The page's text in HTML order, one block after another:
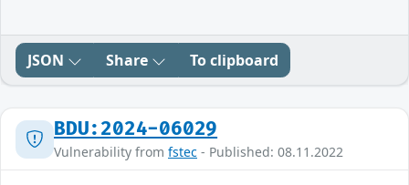
JSON Share To clipboard
BDU:2024-06029
Vulnerability from fstec - Published: 08.11.2022